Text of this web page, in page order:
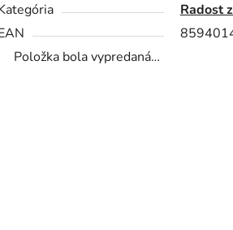
Radost
Položka bola vypredaná…